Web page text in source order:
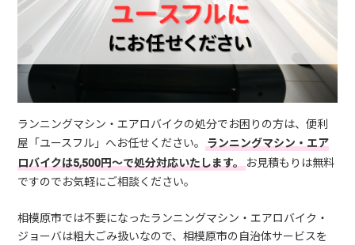
ランニングマシン・エアロバイクの処分でお困りの方は、便利
屋「ユースフル」へお任せください。ランニングマシン・エア
ロバイクは5,500円～で処分対応いたします。お見積もりは無料
ですのでお気軽にご相談ください。
相模原市では不要になったランニングマシン・エアロバイク・
ジョーバは粗大ごみ扱いなので、相模原市の自治体サービスを